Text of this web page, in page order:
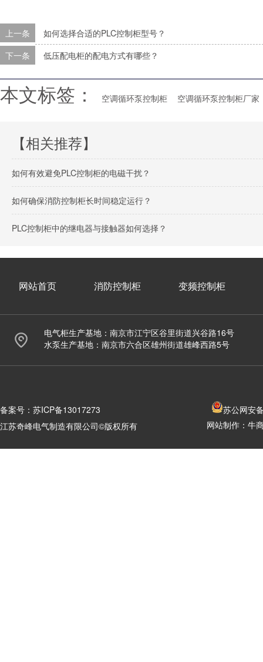
上一条
如何选择合适的PLC控制柜型号？
下一条
低压配电柜的配电方式有哪些？
本文标签： 空调循环泵控制柜 空调循环泵控制柜厂家
【相关推荐】
如何有效避免PLC控制柜的电磁干扰？
如何确保消防控制柜长时间稳定运行？
PLC控制柜中的继电器与接触器如何选择？
网站首页 消防控制柜 变频控制柜
电气柜生产基地：南京市江宁区谷里街道兴谷路16号
水泵生产基地：南京市六合区雄州街道雄峰西路5号
备案号： 苏ICP备13017273
苏公网安
网站制作： 牛
江苏奇峰电气制造有限公司©版权所有